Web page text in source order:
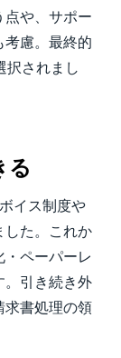
点や、サポー
考慮。最終的
択されまし
る
イス制度や
した。これか
・ペーパーレ
。引き続き外
求書処理の領